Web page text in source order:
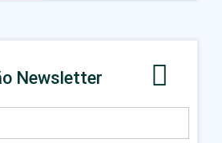
Newsletter